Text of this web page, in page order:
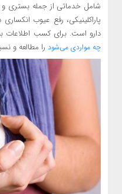
شامل خدماتی از جمله
پاراکلینیکی، رفع عیوب
دارو است. برای کسب اطلاعات
چه مواردی می‌شودرا مطالعه و